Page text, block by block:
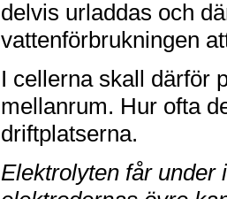
delvis urladdas och
vattenförbrukningen
I cellerna skall därför
mellanrum. Hur ofta
driftplatserna.
Elektrolyten får under